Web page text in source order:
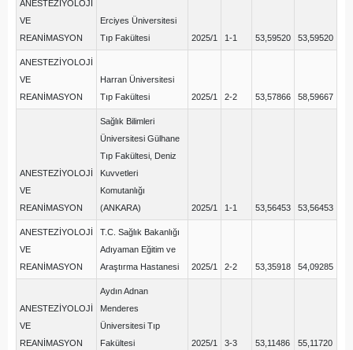
ANESTEZİYOLOJİ
VE
REANİMASYON
Erciyes Üniversitesi
Tıp Fakültesi
2025/1 1-1 53,59520 53,59520
ANESTEZİYOLOJİ
VE
REANİMASYON
Harran Üniversitesi
Tıp Fakültesi
2025/1 2-2 53,57866 58,59667
ANESTEZİYOLOJİ
VE
REANİMASYON
Sağlık Bilimleri
Üniversitesi Gülhane
Tıp Fakültesi, Deniz
Kuvvetleri
Komutanlığı
(ANKARA)
2025/1 1-1 53,56453 53,56453
ANESTEZİYOLOJİ
VE
REANİMASYON
T.C. Sağlık Bakanlığı
Adıyaman Eğitim ve
Araştırma Hastanesi
2025/1 2-2 53,35918 54,09285
ANESTEZİYOLOJİ
VE
REANİMASYON
Aydın Adnan
Menderes
Üniversitesi Tıp
Fakültesi
2025/1 3-3 53,11486 55,11720